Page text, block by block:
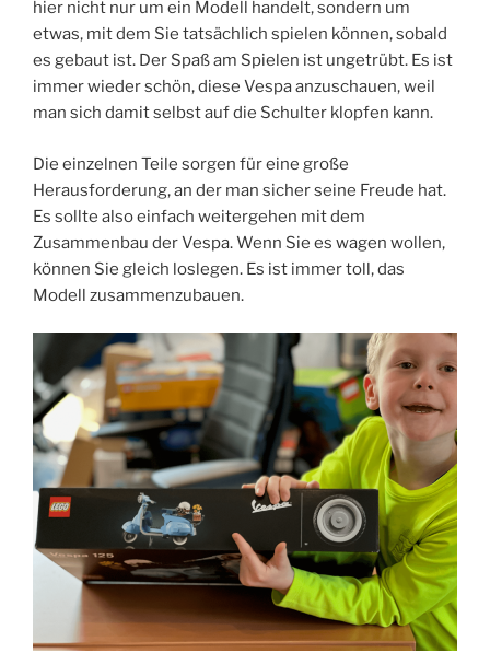
hier nicht nur um ein Modell handelt, sondern um
etwas, mit dem Sie tatsächlich spielen können, sobald
es gebaut ist. Der Spaß am Spielen ist ungetrübt. Es ist
immer wieder schön, diese Vespa anzuschauen, weil
man sich damit selbst auf die Schulter klopfen kann.
Die einzelnen Teile sorgen für eine große
Herausforderung, an der man sicher seine Freude hat.
Es sollte also einfach weitergehen mit dem
Zusammenbau der Vespa. Wenn Sie es wagen wollen,
können Sie gleich loslegen. Es ist immer toll, das
Modell zusammenzubauen.